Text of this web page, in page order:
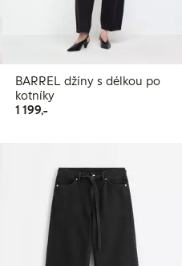
BARREL džíny s délkou po
kotníky
1 199,-1 199,00 Kč